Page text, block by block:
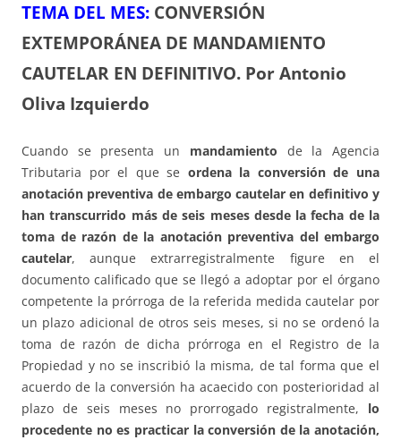
TEMA DEL MES: CONVERSIÓN
EXTEMPORÁNEA DE MANDAMIENTO
CAUTELAR EN DEFINITIVO. Por Antonio
Oliva Izquierdo
Cuando se presenta un mandamiento de la Agencia
Tributaria por el que se ordena la conversión de una
anotación preventiva de embargo cautelar en definitivo y
han transcurrido más de seis meses desde la fecha de la
toma de razón de la anotación preventiva del embargo
cautelar, aunque extrarregistralmente figure en el
documento calificado que se llegó a adoptar por el órgano
competente la prórroga de la referida medida cautelar por
un plazo adicional de otros seis meses, si no se ordenó la
toma de razón de dicha prórroga en el Registro de la
Propiedad y no se inscribió la misma, de tal forma que el
acuerdo de la conversión ha acaecido con posterioridad al
plazo de seis meses no prorrogado registralmente, lo
procedente no es practicar la conversión de la anotación,